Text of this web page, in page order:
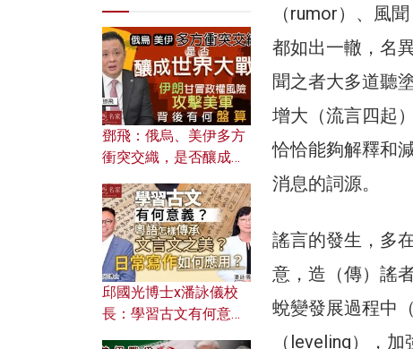
（rumor）、風
都如出一轍，名
聞之者大多道聽
增大（流言四起
恰恰能夠解釋和
消息的詞源。
謠言的發生，多
意，造（傳）謠
蛻變發展過程中
（leveling），
鄧飛：俄烏、美伊多方
衝突交織，是否釀成世
風險攻擊美軍，背後有
何盤算？
邱國光博士x潘詠儀校
長：學習古文有何意